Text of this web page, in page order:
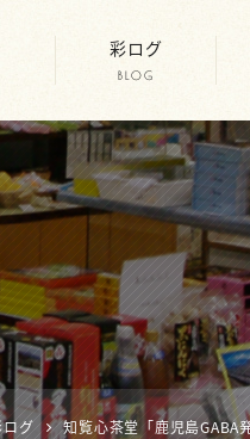
彩ログ
BLOG
グ 知覧心茶堂「鹿児島GABA